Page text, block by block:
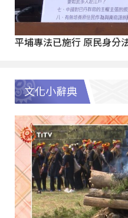
平埔專法已施行 原民身分
文化小辭典